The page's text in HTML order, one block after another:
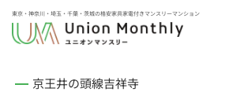
東京・神奈川・埼玉・千葉・茨城の格安家具家電付きマンスリーマンション
京王井の頭線吉祥寺